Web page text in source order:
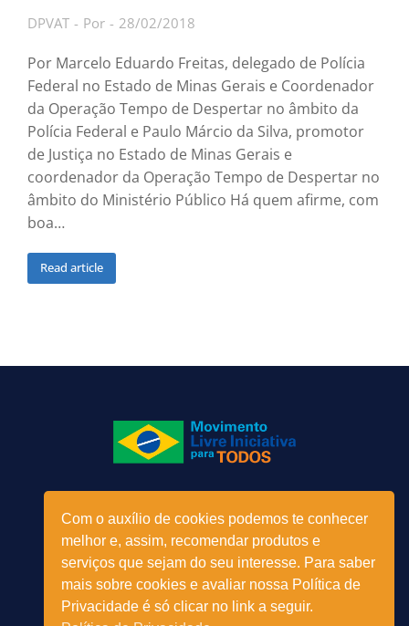
DPVAT Por 28/02/2018
Por Marcelo Eduardo Freitas, delegado de Polícia
Federal no Estado de Minas Gerais e Coordenador
da Operação Tempo de Despertar no âmbito da
Polícia Federal e Paulo Márcio da Silva, promotor
de Justiça no Estado de Minas Gerais e
coordenador da Operação Tempo de Despertar no
âmbito do Ministério Público Há quem afirme, com
boa…
Read article
Menu
Com o auxílio de cookies podemos te conhecer
melhor e, assim, recomendar produtos e
serviços que sejam do seu interesse. Para saber
mais sobre cookies e avaliar nossa Política de
Privacidade é só clicar no link a seguir.